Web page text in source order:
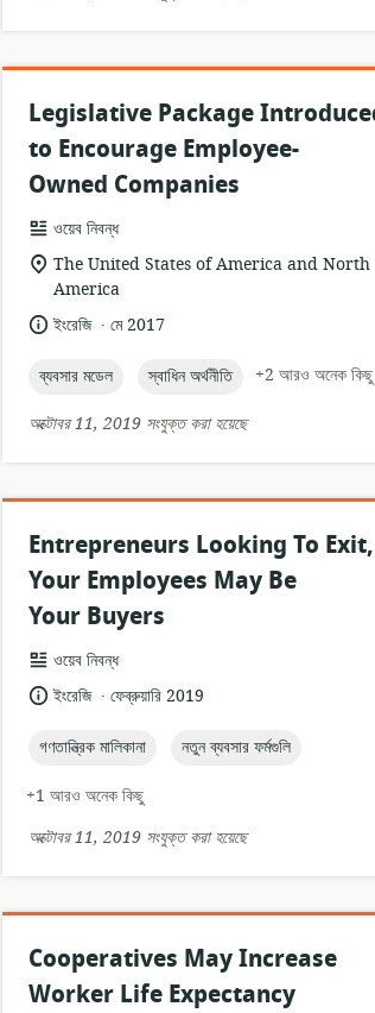
Legislative Package
to Encourage Employee-
Owned Companies
তথ্যসম্পদের
ফর্ম্যাট:
ওয়েব নিবন্ধ
প্রাসঙ্গিকতার
অবস্থান:
The United States of America and North
America
ভাষা:ইংরেজি .
প্রকাশনারমে 2017
topic:
ব্যবসার মডেল topic:
স্বাধিন অর্থনীতি
+2 আরও অনেক কিছু
অক্টোবর 11, 2019 সংযুক্ত করা হয়েছে
Entrepreneurs Looking To Exit,
Your Employees May Be
Your Buyers
তথ্যসম্পদের
ফর্ম্যাট:
ওয়েব নিবন্ধ
ভাষা:ইংরেজি .
প্রকাশনারফেব্রুয়ারি 2019
topic:
গণতান্ত্রিক মালিকানা topic:
নতুন ব্যবসার ফর্মগুলি
+1 আরও অনেক কিছু
অক্টোবর 11, 2019 সংযুক্ত করা হয়েছে
Cooperatives May Increase
Worker Life Expectancy